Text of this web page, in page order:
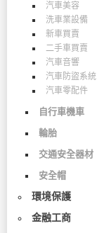
汽車美容
洗車業設備
新車買賣
二手車買賣
汽車音響
汽車防盜系統
汽車零配件
自行車機車
輪胎
交通安全器材
安全帽
環境保護
金融工商